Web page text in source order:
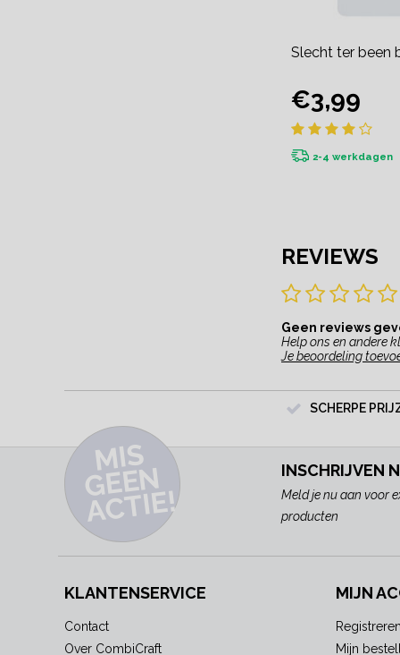
Slecht ter been
€3,99
2-4 werkdagen
REVIEWS
Geen reviews
Help ons en andere
Je beoordeling
SCHERPE
MI
S
G
E
E
N
A
C
TI
E!
INSCHRIJVEN
Meld je nu aan voor
producten
KLANTENSERVICE
Contact
Over CombiCraft
MIJN
Registreren
Mijn